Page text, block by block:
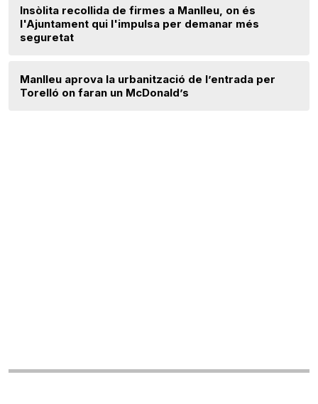
Insòlita recollida de firmes a Manlleu, on és
l'Ajuntament qui l'impulsa per demanar més
seguretat
Manlleu aprova la urbanització de l’entrada per
Torelló on faran un McDonald’s